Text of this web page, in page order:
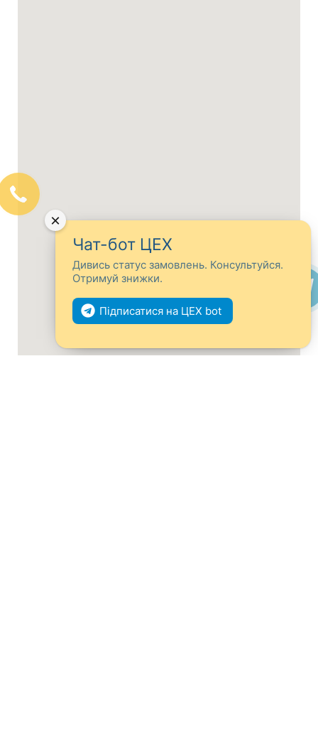
Чат-бот ЦЕХ
Дивись статус замовлень. Консультуйся.
Отримуй знижки.
Підписатися на ЦЕХ bot
×